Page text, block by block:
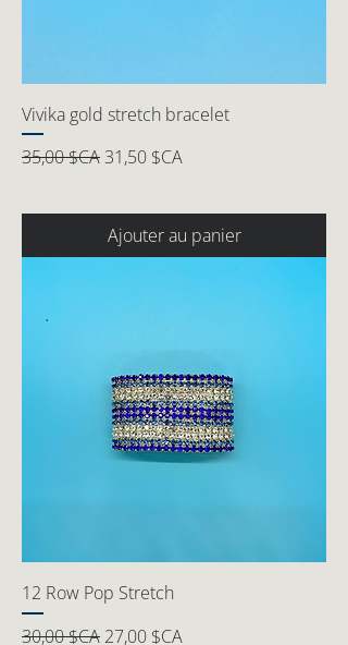
Vivika gold stretch bracelet
Prix original
35,00 $CA Prix promotionnel
31,50 $CA
Ajouter au panier
12 Row Pop Stretch
Prix original
30,00 $CA Prix promotionnel
27,00 $CA